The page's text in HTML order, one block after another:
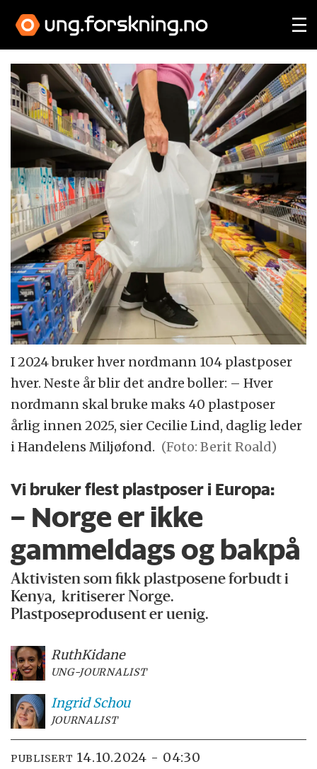
I 2024 bruker hver nordmann 104 plastposer
hver. Neste år blir det andre boller: – Hver
nordmann skal bruke maks 40 plastposer
årlig innen 2025, sier Cecilie Lind, daglig leder
i Handelens Miljøfond. (Foto: Berit Roald)
Vi bruker flest plast­poser i Europa:
– Norge er ikke
gammel­dags og bakpå
Aktivisten som fikk plastposene forbudt i
Kenya, kritiserer Norge.
Plastposeprodusent er uenig.
RuthKidane
UNG-JOURNALIST
Ingrid Schou
JOURNALIST
PUBLISERT 14.10.2024 - 04:30